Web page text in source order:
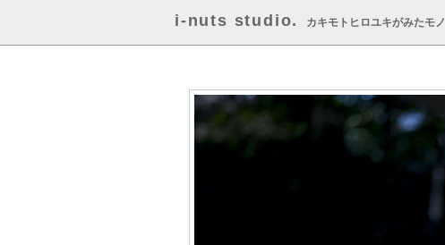
i-nuts studio. カキモトヒロユキがみたモノ